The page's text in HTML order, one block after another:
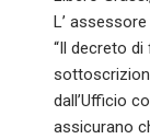
L’
“Il decreto
dall’Ufficio
assicurano